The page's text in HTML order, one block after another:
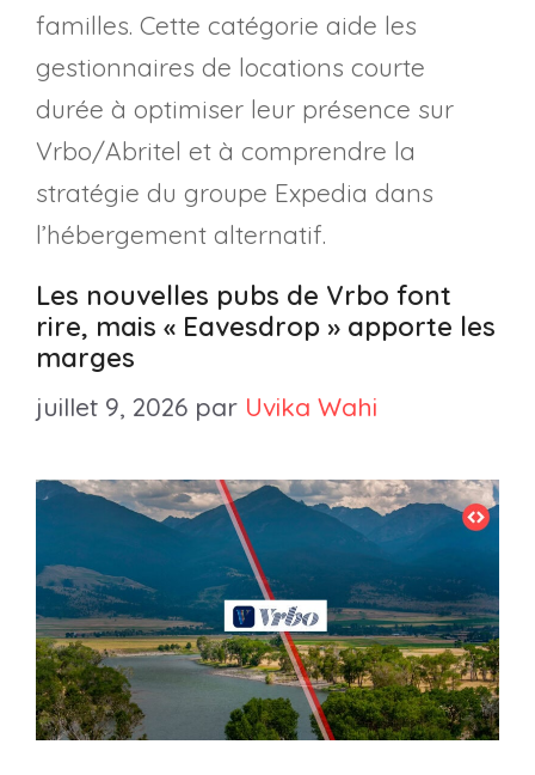
familles. Cette catégorie aide les
gestionnaires de locations courte
durée à optimiser leur présence sur
Vrbo/Abritel et à comprendre la
stratégie du groupe Expedia dans
l’hébergement alternatif.
Les nouvelles pubs de Vrbo font
rire, mais « Eavesdrop » apporte les
marges
juillet 9, 2026 par Uvika Wahi